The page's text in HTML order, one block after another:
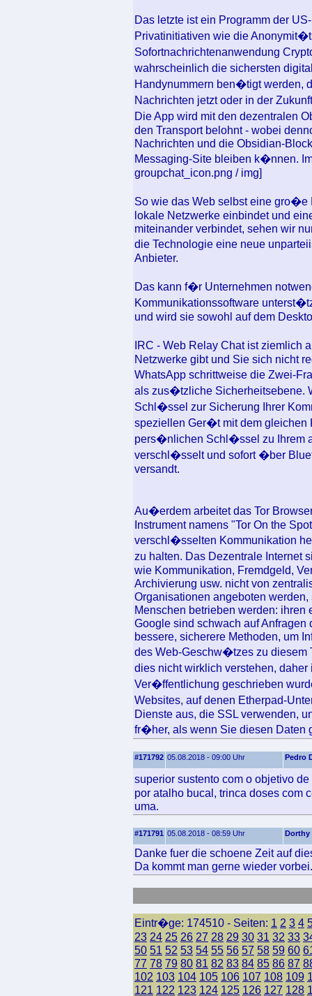
Das letzte ist ein Programm der
Privatinitiativen wie die
Sofortnachrichtenanwendung
wahrscheinlich die sichersten
Handynummern ben�tigt werden,
Nachrichten jetzt oder in der
Die App wird mit den dezentralen
den Transport belohnt - wobei
Nachrichten und die Obsidian-
Messaging-Site bleiben k�nnen.
groupchat_icon.png / img]
So wie das Web selbst eine
lokale Netzwerke einbindet und
miteinander verbindet, sehen wir
die Technologie eine neue
Anbieter.
Das kann f�r Unternehmen
Kommunikationssoftware
und wird sie sowohl auf dem
IRC - Web Relay Chat ist ziemlich
Netzwerke gibt und Sie sich nicht
WhatsApp schrittweise die Zwei-
als zus�tzliche Sicherheitsebene.
Schl�ssel zur Sicherung Ihrer
speziellen Ger�t mit dem gleichen
pers�nlichen Schl�ssel zu Ihrem
verschl�sselt und sofort �ber
versandt.
Au�erdem arbeitet das Tor
Instrument namens "Tor On the
verschl�sselten Kommunikation
zu halten. Das Dezentrale Internet
wie Kommunikation, Fremdgeld,
Archivierung usw. nicht von
Organisationen angeboten
Menschen betrieben werden: ihren
Google sind schwach auf
bessere, sicherere Methoden, um
des Web-Geschw�tzes zu diesem
dies nicht wirklich verstehen,
Ver�ffentlichung geschrieben
Websites, auf denen Etherpad-
Dienste aus, die SSL verwenden,
fr�her, als wenn Sie diesen Daten
#171792 05.08.2018 - 09:00 Uhr Pedro
superior sustento com o objetivo
por atalho bucal, trinca doses com
uma.
#171791 05.08.2018 - 08:59 Uhr Dorthy
Danke fuer die schoene Zeit auf
Da kommt man gerne wieder vorbei.
Eintr�ge: 174510 - Seiten: 1 2 3 4
23 24 25 26 27 28 29 30 31 32 33
50 51 52 53 54 55 56 57 58 59 60
77 78 79 80 81 82 83 84 85 86 87
102 103 104 105 106 107 108 109
121 122 123 124 125 126 127 128